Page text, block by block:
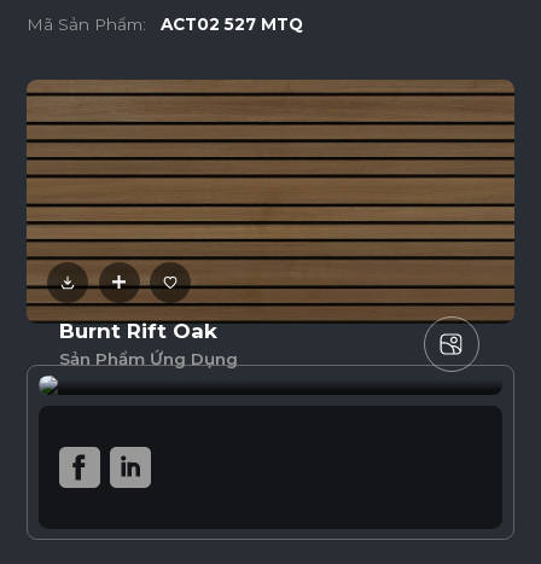
Mã Sản Phẩm: ACT02 527 MTQ
Burnt Rift Oak
Sản Phẩm Ứng Dụng